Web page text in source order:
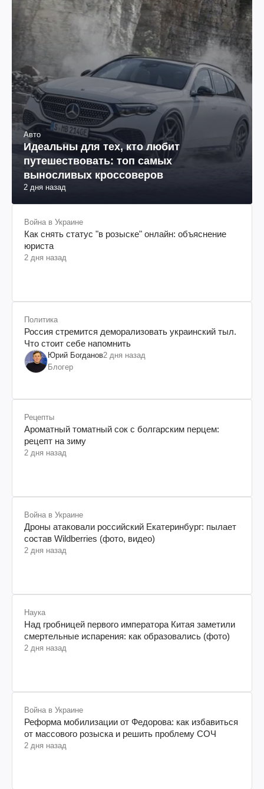
Авто
Идеальны для тех, кто любит
путешествовать: топ самых
выносливых кроссоверов
2 дня назад
Война в Украине
Как снять статус "в розыске" онлайн: объяснение
юриста
2 дня назад
Политика
Россия стремится деморализовать украинский тыл.
Что стоит себе напомнить
Юрий Богданов2 дня назад
Блогер
Рецепты
Ароматный томатный сок с болгарским перцем:
рецепт на зиму
2 дня назад
Война в Украине
Дроны атаковали российский Екатеринбург: пылает
состав Wildberries (фото, видео)
2 дня назад
Наука
Над гробницей первого императора Китая заметили
смертельные испарения: как образовались (фото)
2 дня назад
Война в Украине
Реформа мобилизации от Федорова: как избавиться
от массового розыска и решить проблему СОЧ
2 дня назад